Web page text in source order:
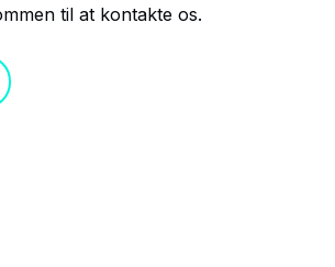
til at kontakte os.